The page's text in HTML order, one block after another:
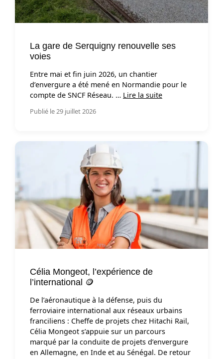
La gare de Serquigny renouvelle ses
voies
Entre mai et fin juin 2026, un chantier
d’envergure a été mené en Normandie pour le
compte de SNCF Réseau. … Lire la suite
Publié le 29 juillet 2026
Célia Mongeot, l’expérience de
l’international 🪙
De l’aéronautique à la défense, puis du
ferroviaire international aux réseaux urbains
franciliens : Cheffe de projets chez Hitachi Rail,
Célia Mongeot s’appuie sur un parcours
marqué par la conduite de projets d’envergure
en Allemagne, en Inde et au Sénégal. De retour